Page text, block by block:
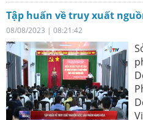
Tập huấn về truy xuất
08/08/2023 | 08:21:42